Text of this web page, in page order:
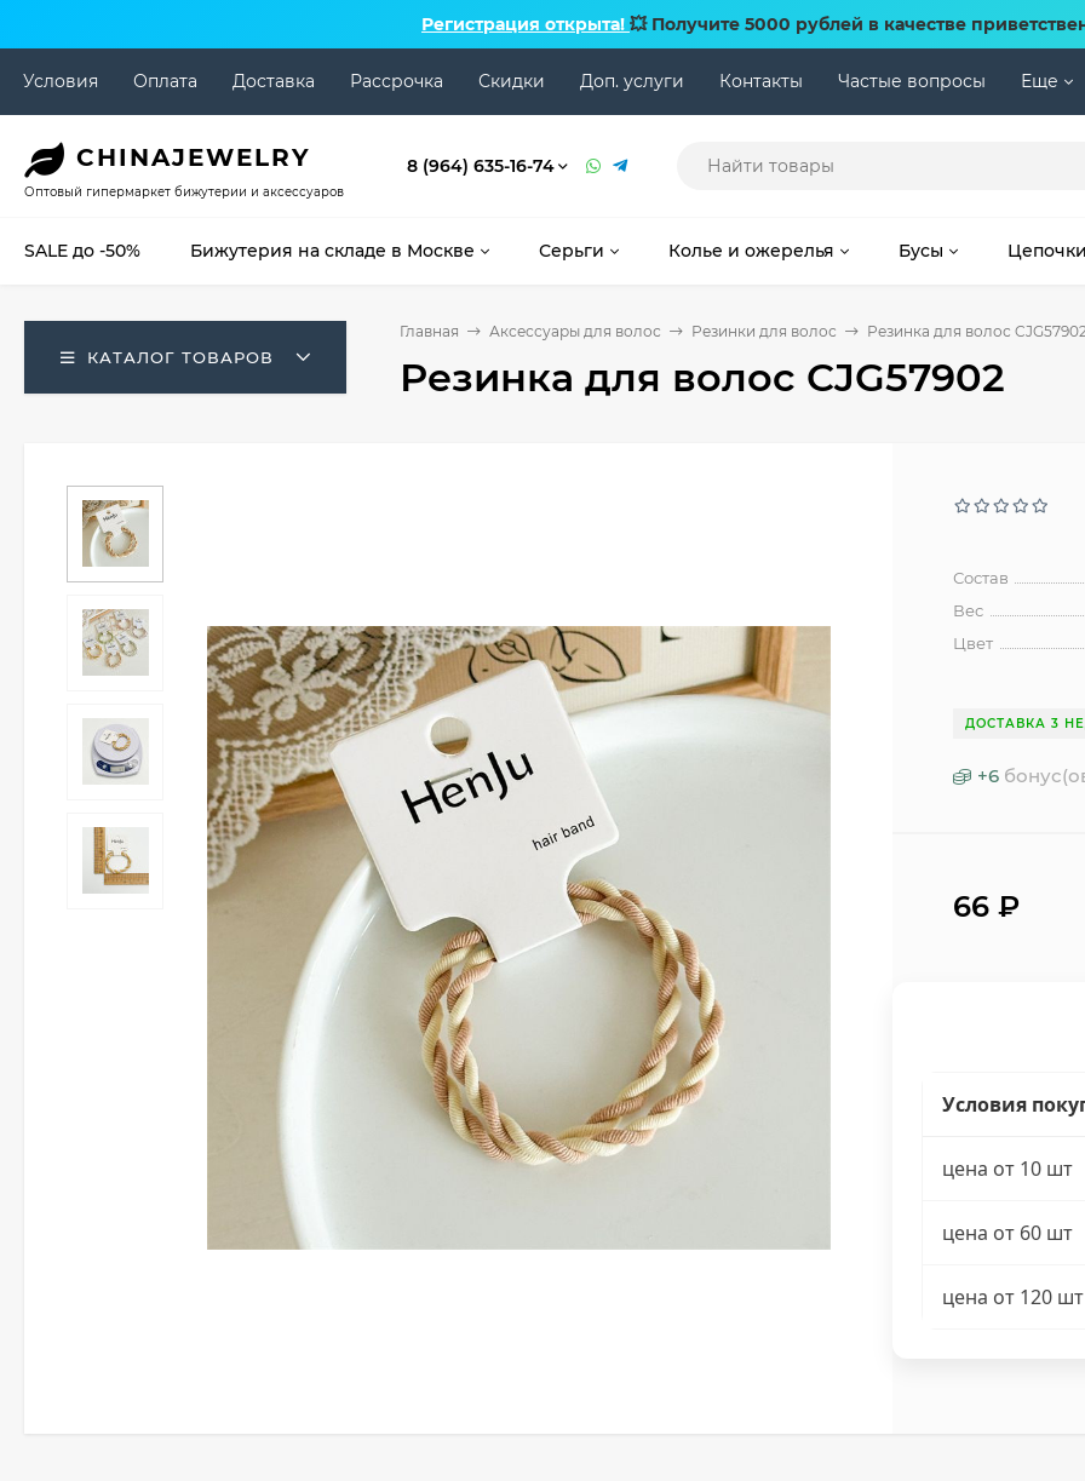
Регистрация открыта! 💥 Получите 5000 рублей в качестве
Условия Оплата Доставка Рассрочка Скидки Доп. услуги Контакты Частые вопросы Еще
CHINAJEWELRY
Оптовый гипермаркет бижутерии и аксессуаров
8 (964) 635-16-74
SALE до -50% Бижутерия на складе в Москве Серьги Колье и ожерелья Бусы Цепочки
КАТАЛОГ ТОВАРОВ
Главная Аксессуары для волос Резинки для волос Резинка для волос
Резинка для волос CJG57902
Состав
Вес
Цвет
ДОСТАВКА 3
+6
66₽
Условия
цена от 10 шт
цена от 60 шт
цена от 120 шт